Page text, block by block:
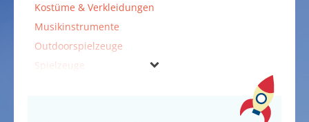
Kostüme & Verkleidungen
Musikinstrumente
Outdoorspielzeuge
Spielzeuge